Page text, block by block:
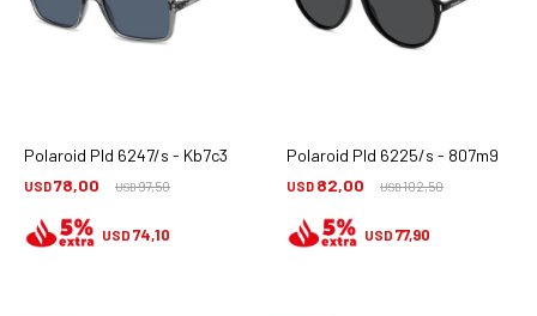
Polaroid Pld 6247/s - Kb7c3
USD78,00 USD97,50
USD 74,10
Polaroid Pld 6225/s - 807m9
USD 82,00 USD102,50
USD 77,90